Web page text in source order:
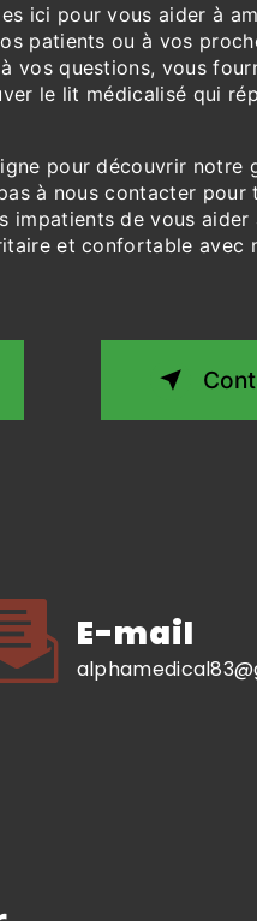
ici pour vous aider à
patients ou à vos
vos questions, vous
le lit médicalisé qui
pour découvrir notre
à nous contacter pour
impatients de vous aider
et confortable avec
E-mail